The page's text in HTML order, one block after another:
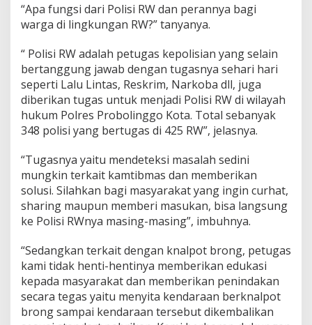
“Apa fungsi dari Polisi RW dan perannya bagi
warga di lingkungan RW?” tanyanya.
“ Polisi RW adalah petugas kepolisian yang selain
bertanggung jawab dengan tugasnya sehari hari
seperti Lalu Lintas, Reskrim, Narkoba dll, juga
diberikan tugas untuk menjadi Polisi RW di wilayah
hukum Polres Probolinggo Kota. Total sebanyak
348 polisi yang bertugas di 425 RW”, jelasnya.
“Tugasnya yaitu mendeteksi masalah sedini
mungkin terkait kamtibmas dan memberikan
solusi. Silahkan bagi masyarakat yang ingin curhat,
sharing maupun memberi masukan, bisa langsung
ke Polisi RWnya masing-masing”, imbuhnya.
“Sedangkan terkait dengan knalpot brong, petugas
kami tidak henti-hentinya memberikan edukasi
kepada masyarakat dan memberikan penindakan
secara tegas yaitu menyita kendaraan berknalpot
brong sampai kendaraan tersebut dikembalikan